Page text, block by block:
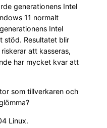
generationens Intel
11 normalt
Intel
stöd. Resultatet blir
att kasseras,
har mycket kvar att
som tillverkaren och
Linux.